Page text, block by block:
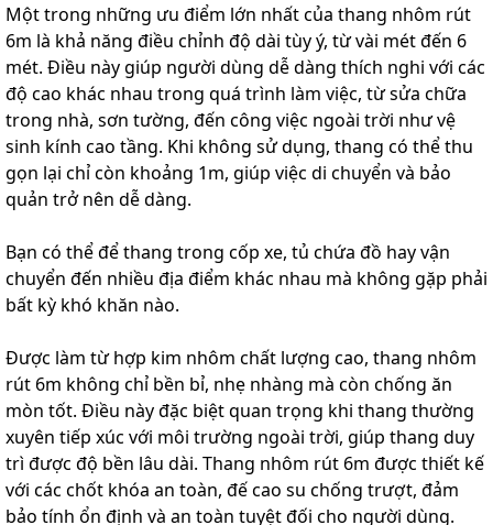
Một trong những ưu điểm lớn nhất của thang nhôm rút
6m là khả năng điều chỉnh độ dài tùy ý, từ vài mét đến 6
mét. Điều này giúp người dùng dễ dàng thích nghi với các
độ cao khác nhau trong quá trình làm việc, từ sửa chữa
trong nhà, sơn tường, đến công việc ngoài trời như vệ
sinh kính cao tầng. Khi không sử dụng, thang có thể thu
gọn lại chỉ còn khoảng 1m, giúp việc di chuyển và bảo
quản trở nên dễ dàng.
Bạn có thể để thang trong cốp xe, tủ chứa đồ hay vận
chuyển đến nhiều địa điểm khác nhau mà không gặp phải
bất kỳ khó khăn nào.
Được làm từ hợp kim nhôm chất lượng cao, thang nhôm
rút 6m không chỉ bền bỉ, nhẹ nhàng mà còn chống ăn
mòn tốt. Điều này đặc biệt quan trọng khi thang thường
xuyên tiếp xúc với môi trường ngoài trời, giúp thang duy
trì được độ bền lâu dài. Thang nhôm rút 6m được thiết kế
với các chốt khóa an toàn, đế cao su chống trượt, đảm
bảo tính ổn định và an toàn tuyệt đối cho người dùng.